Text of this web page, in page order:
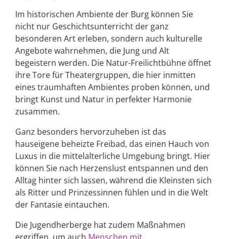
Im historischen Ambiente der Burg können Sie
nicht nur Geschichtsunterricht der ganz
besonderen Art erleben, sondern auch kulturelle
Angebote wahrnehmen, die Jung und Alt
begeistern werden. Die Natur-Freilichtbühne öffnet
ihre Tore für Theatergruppen, die hier inmitten
eines traumhaften Ambientes proben können, und
bringt Kunst und Natur in perfekter Harmonie
zusammen.
Ganz besonders hervorzuheben ist das
hauseigene beheizte Freibad, das einen Hauch von
Luxus in die mittelalterliche Umgebung bringt. Hier
können Sie nach Herzenslust entspannen und den
Alltag hinter sich lassen, während die Kleinsten sich
als Ritter und Prinzessinnen fühlen und in die Welt
der Fantasie eintauchen.
Die Jugendherberge hat zudem Maßnahmen